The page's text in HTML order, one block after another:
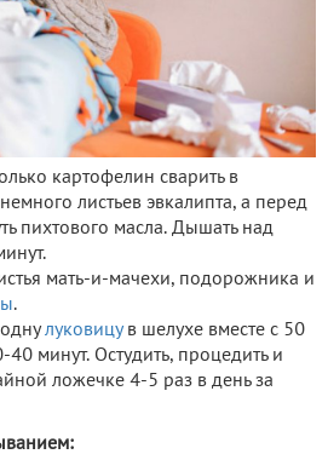
картофелин сварить в
листьев эвкалипта, а перед
пихтового масла. Дышать над
мать-и-мачехи, подорожника и
.
одну луковицув шелухе вместе с 50
40 минут. Остудить, процедить и
ложечке 4-5 раз в день за